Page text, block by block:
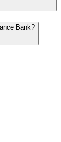
Bank?